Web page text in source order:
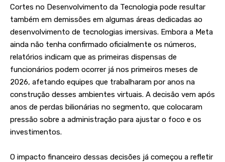
Cortes no Desenvolvimento da Tecnologia pode resultar
também em demissões em algumas áreas dedicadas ao
desenvolvimento de tecnologias imersivas. Embora a Meta
ainda não tenha confirmado oficialmente os números,
relatórios indicam que as primeiras dispensas de
funcionários podem ocorrer já nos primeiros meses de
2026, afetando equipes que trabalharam por anos na
construção desses ambientes virtuais. A decisão vem após
anos de perdas bilionárias no segmento, que colocaram
pressão sobre a administração para ajustar o foco e os
investimentos.
O impacto financeiro dessas decisões já começou a refletir